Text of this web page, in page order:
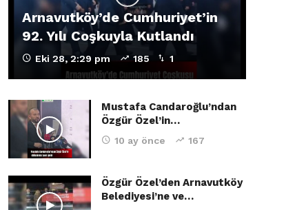
Arnavutköy’de Cumhuriyet’in
92. Yılı Coşkuyla Kutlandı
Eki 28, 2:29 pm 185 1
Mustafa Candaroğlu’ndan
Özgür Özel’in…
10 ay önce 167
Özgür Özel’den Arnavutköy
Belediyesi’ne ve…